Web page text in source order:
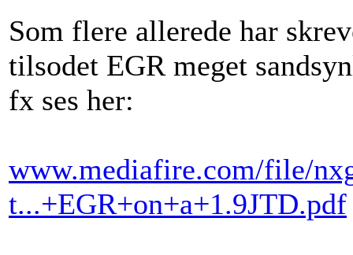
Som flere allerede har
tilsodet EGR meget
fx ses her:
www.mediafire.com/file/
t...+EGR+on+a+1.9JTD.pdf